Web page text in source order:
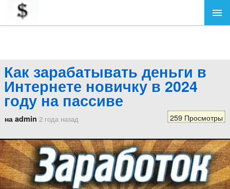
Как зарабатывать деньги в
Интернете новичку в 2024
году на пассиве
на admin 2 года назад 259 Просмотры